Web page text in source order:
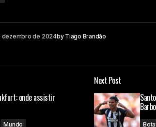
dezembro de 2024by Tiago Brandão
onde assistir
Mundo
Next Post